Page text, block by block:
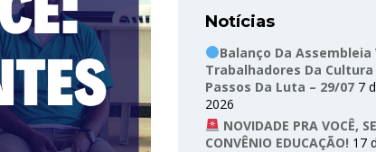
Notícias
Balanço Da
Trabalhadores Da Cultura
Passos Da Luta – 29/07 7
2026
NOVIDADE PRA VOCÊ,
CONVÊNIO EDUCAÇÃO! 17